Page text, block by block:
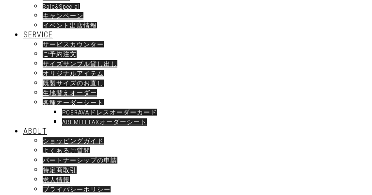
Sale&Special
キャンペーン
イベント出店情報
SERVICE
サービスカウンター
ご予約注文
サイズサンプル貸し出し
オリジナルアイテム
既製サイズのお直し
生地替えオーダー
各種オーダーシート
POERAVAドレスオーダーカード
AREMITI FAXオーダーシート
ABOUT
ショッピングガイド
よくあるご質問
パートナーシップの申請
特定商取引
求人情報
プライバシーポリシー